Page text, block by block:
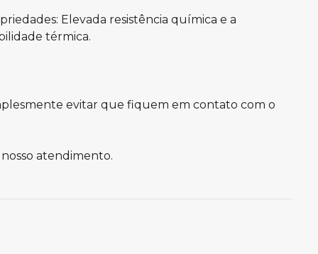
Elevada resistência química e a
térmica.
evitar que fiquem em contato com o
atendimento.